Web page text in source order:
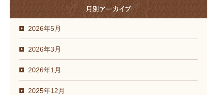
2026年5月
2026年3月
2026年1月
2025年12月